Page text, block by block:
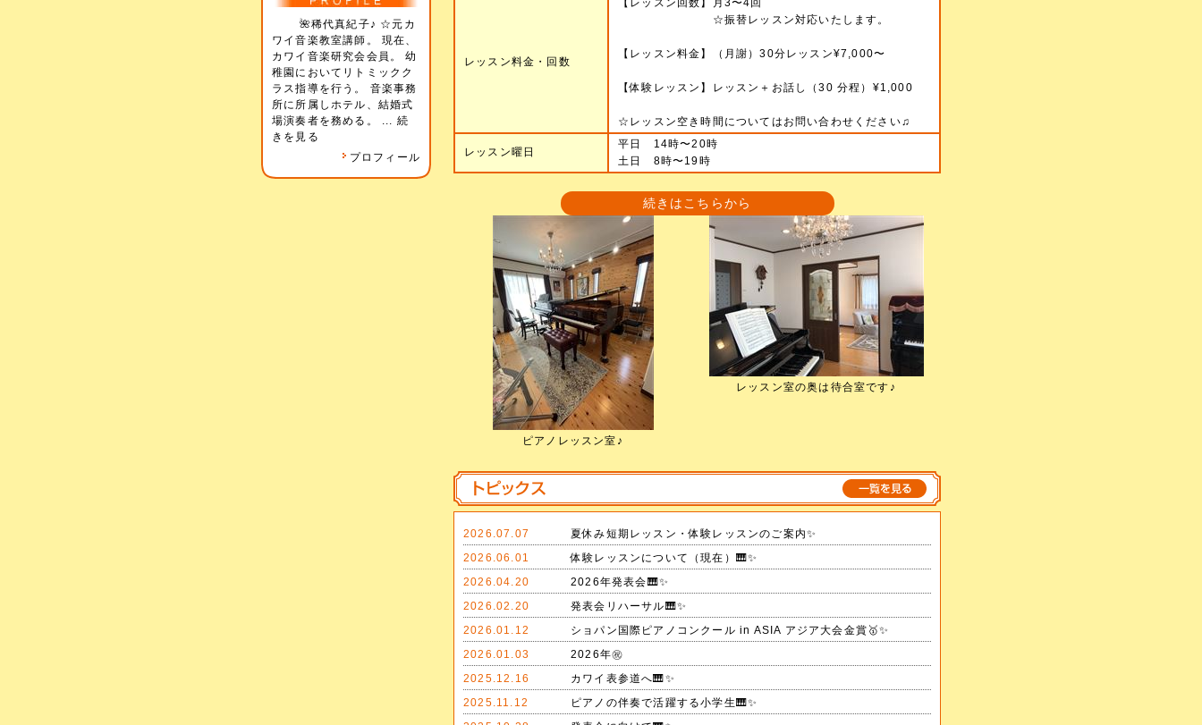
🌺稀代真紀子♪ ☆元カ
ワイ音楽教室講師。 現在、
カワイ音楽研究会会員。 幼
稚園においてリトミックク
ラス指導を行う。 音楽事務
所に所属しホテル、結婚式
場演奏者を務める。 ... 続
きを見る
プロフィール
レッスン料金・回数
【レッスン回数】月3〜4回
☆振替レッスン対応いたします。
【レッスン料金】（月謝）30分レッスン¥7,000〜
【体験レッスン】レッスン＋お話し（30 分程）¥1,000
☆レッスン空き時間についてはお問い合わせください♫
レッスン曜日
平日 14時〜20時
土日 8時〜19時
続きはこちらから
ピアノレッスン室♪
レッスン室の奥は待合室です♪
2026.07.07
夏休み短期レッスン・体験レッスンのご案内✨
2026.06.01
体験レッスンについて（現在）🎹✨
2026.04.20
2026年発表会🎹✨
2026.02.20
発表会リハーサル🎹✨
2026.01.12
ショパン国際ピアノコンクール in ASIA アジア大会金賞🥇✨
2026.01.03
2026年㊗️
2025.12.16
カワイ表参道へ🎹✨
2025.11.12
ピアノの伴奏で活躍する小学生🎹✨